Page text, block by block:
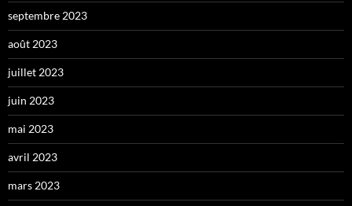
septembre 2023
août 2023
juillet 2023
juin 2023
mai 2023
avril 2023
mars 2023